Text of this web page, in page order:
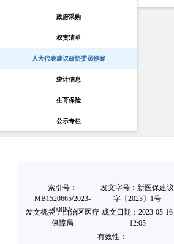
政府采购
权责清单
人大代表建议政协委员提案
统计信息
生育保险
公示专栏
索引号：
MB1520665/2023-
00081
发文字号：新医保建议
字〔2023〕1号
发文机关：自治区医疗
保障局
成文日期： 2023-05-16
12:05
有效性：